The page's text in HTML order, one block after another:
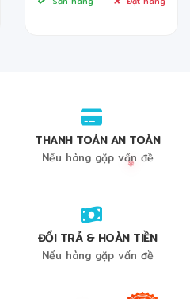
THANH TOÁN AN TOÀN
Nếu hàng gặp vấn đề
ĐỔI TRẢ & HOÀN TIỀN
Nếu hàng gặp vấn đề